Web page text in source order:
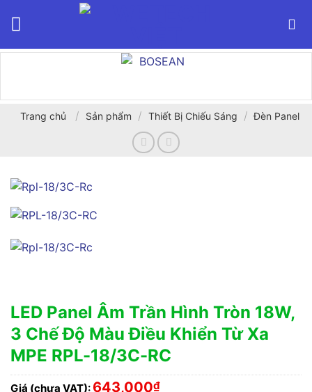
Trang chủ / Sản phẩm / Thiết Bị Chiếu Sáng / Đèn Panel
LED Panel Âm Trần Hình Tròn 18W,
3 Chế Độ Màu Điều Khiển Từ Xa
MPE RPL-18/3C-RC
Giá (chưa VAT): 643,000₫